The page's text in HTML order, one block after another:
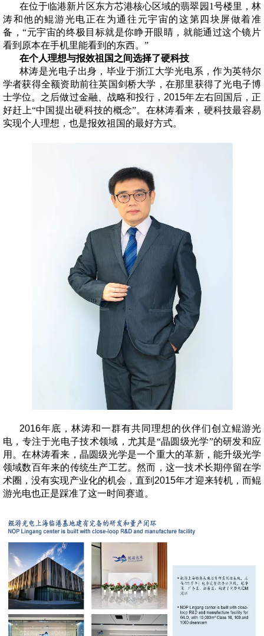
在位于临港新片区东方芯港核心区域的翡翠园1号楼里，林
涛和他的鲲游光电正在为通往元宇宙的这第四块屏做着准
备，“元宇宙的终极目标就是你睁开眼睛，就能通过这个镜片
看到原本在手机里能看到的东西。”
在个人理想与报效祖国之间选择了硬科技
林涛是光电子出身，毕业于浙江大学光电系，作为英特尔
学者获得全额资助前往英国剑桥大学，在那里获得了光电子博
士学位。之后做过金融、战略和投行， 2015年左右回国后，正
好赶上“中国提出硬科技的概念”。在林涛看来，硬科技最容易
实现个人理想，也是报效祖国的最好方式。
2016年底，林涛和一群有共同理想的伙伴们创立鲲游光
电，专注于光电子技术领域，尤其是“晶圆级光学”的研发和应
用。在林涛看来，晶圆级光学是一个重大的革新，能升级光学
领域数百年来的传统生产工艺。然而，这一技术长期停留在学
术圈，没有实现产业化的机会，直到 2015年才迎来转机，而鲲
游光电也正是踩准了这一时间赛道。